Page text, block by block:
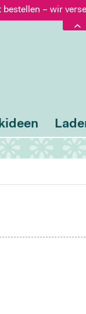
bestellen – wir
nur 5,60 €,
bestellen – wir